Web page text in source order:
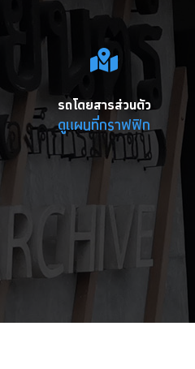
รถโดยสารส่วนตัว
ดูแผนที่กราฟฟิก